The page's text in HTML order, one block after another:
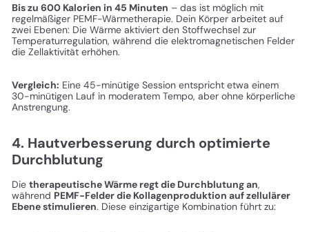
Bis zu 600 Kalorien in 45 Minuten – das ist möglich mit
regelmäßiger PEMF-Wärmetherapie. Dein Körper arbeitet auf
zwei Ebenen: Die Wärme aktiviert den Stoffwechsel zur
Temperaturregulation, während die elektromagnetischen Felder
die Zellaktivität erhöhen.
Vergleich: Eine 45-minütige Session entspricht etwa einem
30-minütigen Lauf in moderatem Tempo, aber ohne körperliche
Anstrengung.
4. Hautverbesserung durch optimierte
Durchblutung
Die therapeutische Wärme regt die Durchblutung an,
während PEMF-Felder die Kollagenproduktion auf zellulärer
Ebene stimulieren. Diese einzigartige Kombination führt zu: